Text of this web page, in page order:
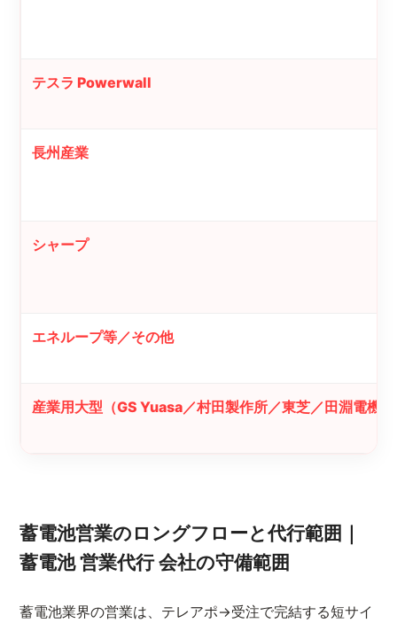
テスラ Powerwall
長州産業
シャープ
エネループ等／その他
産業用大型（GS Yuasa／村田製作所／東芝／田淵電機
蓄電池営業のロングフローと代行範囲｜
蓄電池 営業代行 会社の守備範囲
蓄電池業界の営業は、テレアポ→受注で完結する短サイ